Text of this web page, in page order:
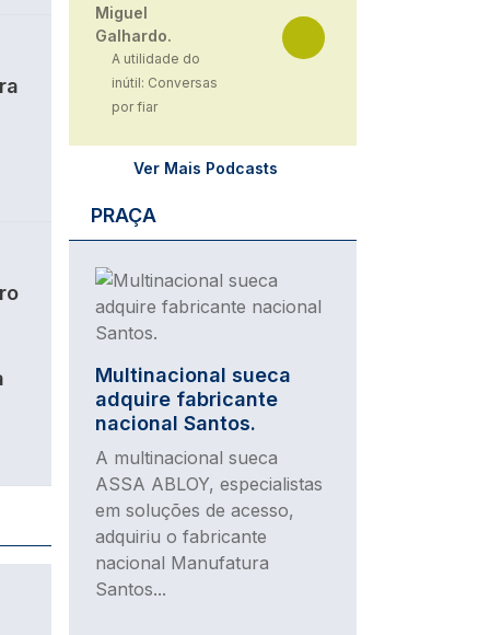
Miguel
Galhardo.
A utilidade do
inútil: Conversas
por fiar
Ver Mais Podcasts
PRAÇA
Imagem
Multinacional sueca
adquire fabricante
nacional Santos.
A multinacional sueca
ASSA ABLOY, especialistas
em soluções de acesso,
adquiriu o fabricante
nacional Manufatura
Santos...